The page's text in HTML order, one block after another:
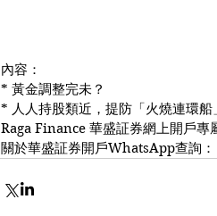
內容：
* 黃金調整完未？
* 人人持股類近，提防「火燒連環船」
Raga Finance 華盛証券網上開戶專
關於華盛証券開戶WhatsApp查詢：